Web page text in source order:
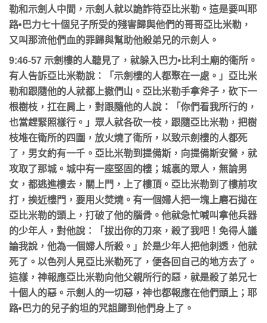
勒和示劍人中間，示劍人就以詭詐待亞比米勒。這是要叫耶
路• 巴力七十個兒子所受的殘害歸與他們的哥哥亞比米勒，
又叫那流他們血的罪歸與幫助他殺弟兄的示劍人。
9:46-57 示劍樓的人聽見了，就躲入巴力• 比利土廟的衛所。
有人告訴亞比米勒說：「示劍樓的人都聚在一處。」亞比米
勒和跟隨他的人就都上撒們山。亞比米勒手拿斧子，砍下一
根樹枝，扛在肩上，對跟隨他的人說：「你們看我所行的，
也當趕緊照樣行。」眾人就各砍一枝，跟隨亞比米勒，把樹
枝堆在衛所的四圍，放火燒了衛所，以致示劍樓的人都死
了，男女約有一千。亞比米勒到提備斯，向提備斯安營，就
攻取了那城。城中有一座堅固的樓；城裏的眾人，無論男
女，都逃進樓去，關上門，上了樓頂。亞比米勒到了樓前攻
打，挨近樓門，要用火焚燒。有一個婦人把一塊上磨石拋在
亞比米勒的頭上，打破了他的腦骨。他就急忙喊叫拿他兵器
的少年人，對他說：「拔出你的刀來，殺了我吧！免得人議
論我說，他為一個婦人所殺。」於是少年人把他刺透，他就
死了。以色列人見亞比米勒死了，便各回自己的地方去了。
這樣，神報應亞比米勒向他父親所行的惡，就是殺了弟兄七
十個人的惡。示劍人的一切惡，神也都報應在他們頭上；耶
路• 巴力的兒子約坦的咒詛歸到他們身上了。